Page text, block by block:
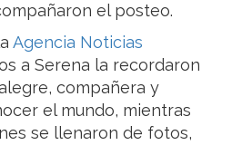
el posteo.
Agencia Noticias
a Serena la recordaron
compañera y
el mundo, mientras
se llenaron de fotos,